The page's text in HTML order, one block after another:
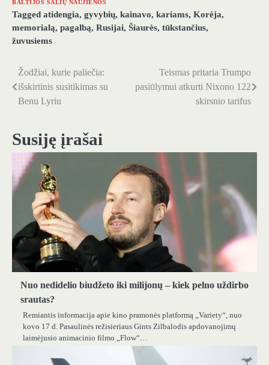
BALTIJOS ŠALIŲ NAUJIENOS
Tagged atidengia, gyvybių, kainavo, kariams, Korėja,
memorialą, pagalbą, Rusijai, Šiaurės, tūkstančius,
žuvusiems
Navigacija
tarp
Žodžiai, kurie paliečia:
išskirtinis susitikimas su
Benu Lyriu
Teismas pritaria Trumpo
pasiūlymui atkurti Nixono 122
skirsnio tarifus
Susiję įrašai
Nuo nedidelio biudžeto iki milijonų – kiek pelno uždirbo
srautas?
Remiantis informacija apie kino pramonės platformą „Variety“, nuo
kovo 17 d. Pasaulinės režisieriaus Gints Zilbalodis apdovanojimų
laimėjusio animacinio filmo „Flow“…